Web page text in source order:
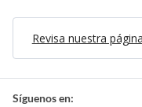
Revisa nuestra
Síguenos en: